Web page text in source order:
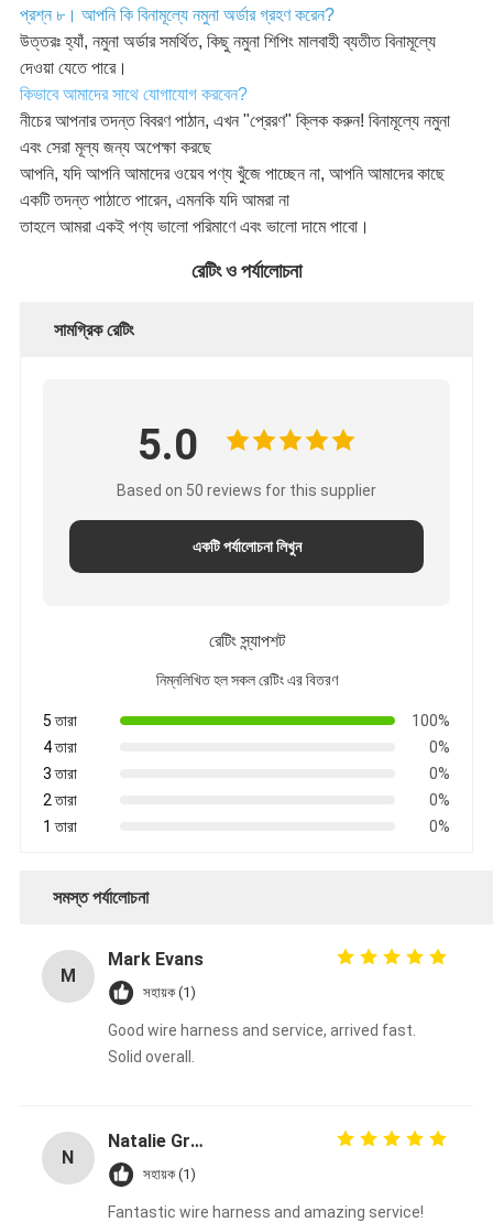
প্রশ্ন ৮। আপনি কি বিনামূল্যে নমুনা অর্ডার গ্রহণ করেন?
উত্তরঃ হ্যাঁ, নমুনা অর্ডার সমর্থিত, কিছু নমুনা শিপিং মালবাহী ব্যতীত বিনামূল্যে
দেওয়া যেতে পারে।
কিভাবে আমাদের সাথে যোগাযোগ করবেন?
নীচের আপনার তদন্ত বিবরণ পাঠান, এখন "প্রেরণ" ক্লিক করুন! বিনামূল্যে নমুনা
এবং সেরা মূল্য জন্য অপেক্ষা করছে
আপনি, যদি আপনি আমাদের ওয়েব পণ্য খুঁজে পাচ্ছেন না, আপনি আমাদের কাছে
একটি তদন্ত পাঠাতে পারেন, এমনকি যদি আমরা না
তাহলে আমরা একই পণ্য ভালো পরিমাণে এবং ভালো দামে পাবো।
রেটিং ও পর্যালোচনা
সামগ্রিক রেটিং
5.0
Based on 50 reviews for this supplier
একটি পর্যালোচনা লিখুন
রেটিং স্ন্যাপশট
নিম্নলিখিত হল সকল রেটিং এর বিতরণ
5 তারা
100%
4 তারা
0%
3 তারা
0%
2 তারা
0%
1 তারা
0%
সমস্ত পর্যালোচনা
M
Mark Evans
সহায়ক (1)
Good wire harness and service, arrived fast.
Solid overall.
N
Natalie Green
সহায়ক (1)
Fantastic wire harness and amazing service!